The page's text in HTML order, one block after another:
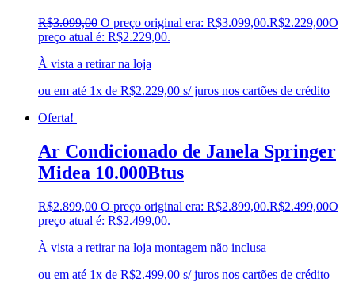
R$3.099,00 O preço original era: R$3.099,00.R$2.229,00O
preço atual é: R$2.229,00.
À vista a retirar na loja
ou em até 1x de R$2.229,00 s/ juros nos cartões de crédito
Oferta!
Ar Condicionado de Janela Springer
Midea 10.000Btus
R$2.899,00 O preço original era: R$2.899,00.R$2.499,00O
preço atual é: R$2.499,00.
À vista a retirar na loja montagem não inclusa
ou em até 1x de R$2.499,00 s/ juros nos cartões de crédito